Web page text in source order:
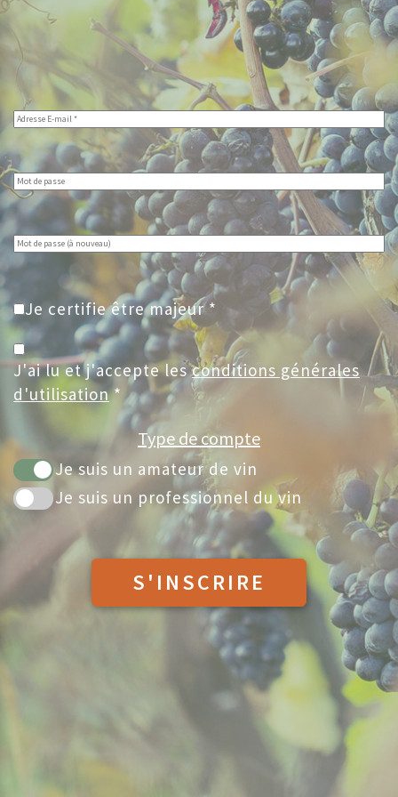
Je certifie être majeur *
J'ai lu et j'accepte lesconditions générales
d'utilisation*
Type de compte
Je suis un amateur de vin
Je suis un professionnel du vin
S'INSCRIRE